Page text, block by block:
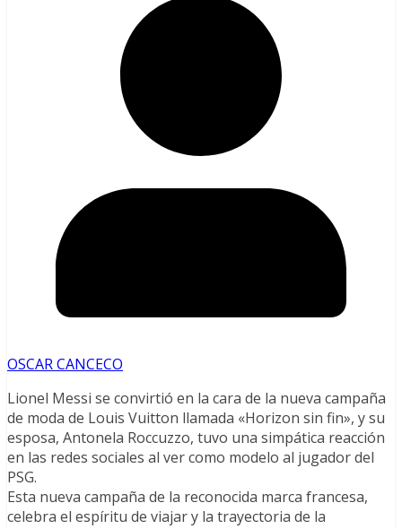
OSCAR CANCECO
Lionel Messi se convirtió en la cara de la nueva campaña
de moda de Louis Vuitton llamada «Horizon sin fin», y su
esposa, Antonela Roccuzzo, tuvo una simpática reacción
en las redes sociales al ver como modelo al jugador del
PSG.
Esta nueva campaña de la reconocida marca francesa,
celebra el espíritu de viajar y la trayectoria de la